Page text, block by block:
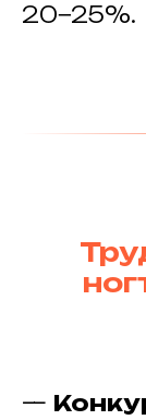
20−25%.
—